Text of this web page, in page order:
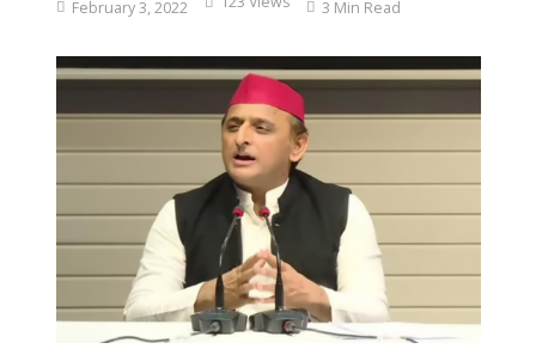
February 3, 2022 3 Min Read